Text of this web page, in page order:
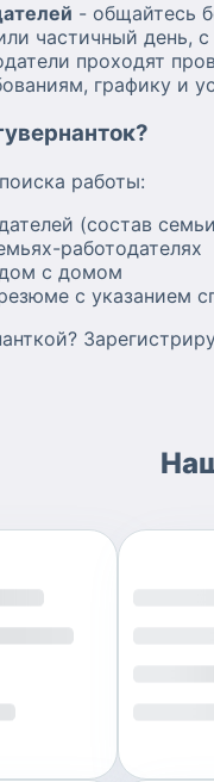
- общайтесь
частичный день,
проходят
графику и
работы:
(состав
работодателях
с домом
с указанием